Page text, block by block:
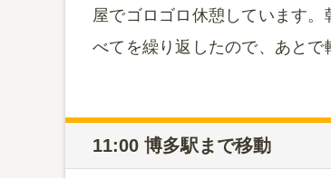
屋でゴロゴロ休憩しています
べてを繰り返したので、あとで
11:00 博多駅まで移動